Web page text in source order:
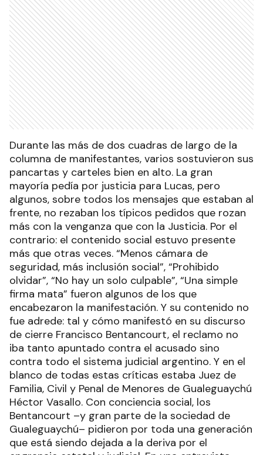
Durante las más de dos cuadras de largo de la
columna de manifestantes, varios sostuvieron sus
pancartas y carteles bien en alto. La gran
mayoría pedía por justicia para Lucas, pero
algunos, sobre todos los mensajes que estaban al
frente, no rezaban los típicos pedidos que rozan
más con la venganza que con la Justicia. Por el
contrario: el contenido social estuvo presente
más que otras veces. “Menos cámara de
seguridad, más inclusión social”, “Prohibido
olvidar”, “No hay un solo culpable”, “Una simple
firma mata” fueron algunos de los que
encabezaron la manifestación. Y su contenido no
fue adrede: tal y cómo manifestó en su discurso
de cierre Francisco Bentancourt, el reclamo no
iba tanto apuntado contra el acusado sino
contra todo el sistema judicial argentino. Y en el
blanco de todas estas críticas estaba Juez de
Familia, Civil y Penal de Menores de Gualeguaychú
Héctor Vasallo. Con conciencia social, los
Bentancourt –y gran parte de la sociedad de
Gualeguaychú– pidieron por toda una generación
que está siendo dejada a la deriva por el